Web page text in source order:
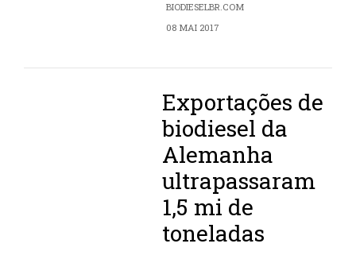
BIODIESELBR.COM
08 MAI 2017
Exportações de
biodiesel da
Alemanha
ultrapassaram
1,5 mi de
toneladas